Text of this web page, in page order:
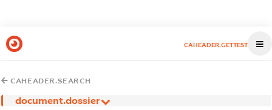
CAHEADER.GETTEST
CAHEADER.SEARCH
document.dossier